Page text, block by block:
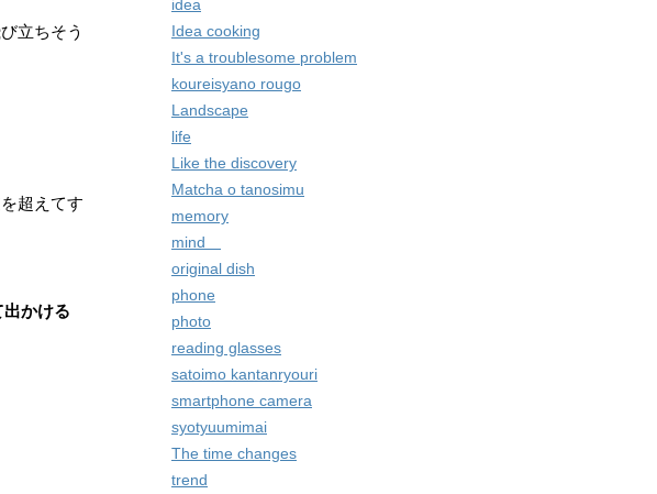
立ちそう
超えてす
かける
idea
Idea cooking
It's a troublesome problem
koureisyano rougo
Landscape
life
Like the discovery
Matcha o tanosimu
memory
mind
original dish
phone
photo
reading glasses
satoimo kantanryouri
smartphone camera
syotyuumimai
The time changes
trend